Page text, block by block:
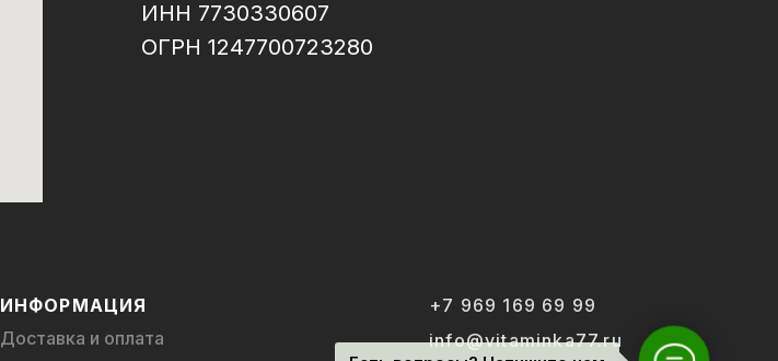
ИНН 7730330607
ОГРН 1247700723280
+7 969 169 69 99
info@vitaminka77.ru
ИНФОРМАЦИЯ
Доставка и оплата